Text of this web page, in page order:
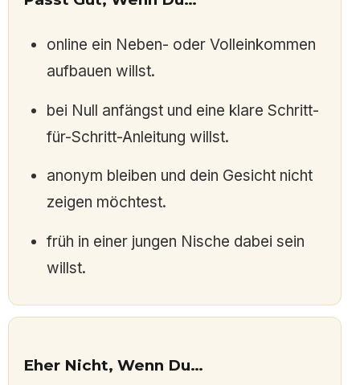
online ein Neben- oder Volleinkommen
aufbauen willst.
bei Null anfängst und eine klare Schritt-
für-Schritt-Anleitung willst.
anonym bleiben und dein Gesicht nicht
zeigen möchtest.
früh in einer jungen Nische dabei sein
willst.
Eher Nicht, Wenn Du…